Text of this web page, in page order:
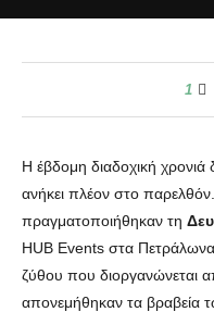
1
Η έβδομη διαδοχική
ανήκει πλέον στο
πραγματοποιήθηκαν τη
HUB Events στα
ζύθου που διοργανώνεται
απονεμήθηκαν τα βραβεία